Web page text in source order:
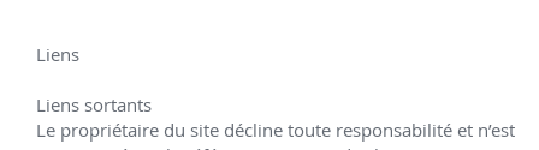
- une forte tendance à se passionner pour la
nouveauté,
- l’esprit de synthèse : nous savons retenir l’essentiel
d’un contenu et le reformuler de façon claire
Liens
Liens sortants
Le propriétaire du site décline toute responsabilité et n’est